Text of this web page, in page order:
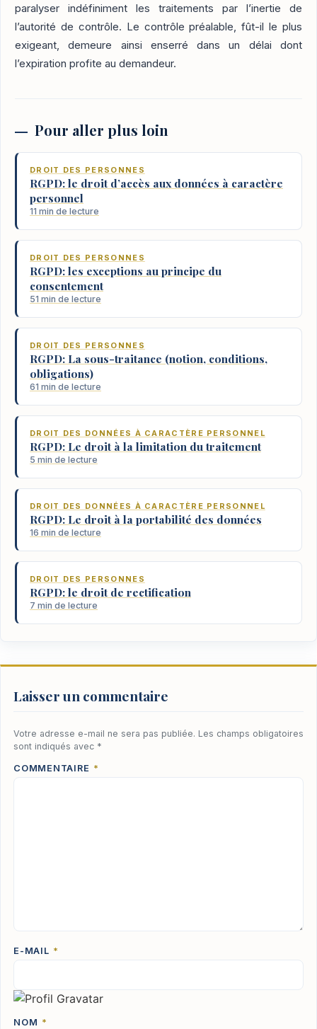
paralyser indéfiniment les traitements par l’inertie de
l’autorité de contrôle. Le contrôle préalable, fût-il le plus
exigeant, demeure ainsi enserré dans un délai dont
l’expiration profite au demandeur.
Pour aller plus loin
DROIT DES PERSONNES
RGPD: le droit d’accès aux données à caractère
personnel
11 min de lecture
DROIT DES PERSONNES
RGPD: les exceptions au principe du
consentement
51 min de lecture
DROIT DES PERSONNES
RGPD: La sous-traitance (notion, conditions,
obligations)
61 min de lecture
DROIT DES DONNÉES À CARACTÈRE PERSONNEL
RGPD: Le droit à la limitation du traitement
5 min de lecture
DROIT DES DONNÉES À CARACTÈRE PERSONNEL
RGPD: Le droit à la portabilité des données
16 min de lecture
DROIT DES PERSONNES
RGPD: le droit de rectification
7 min de lecture
Laisser un commentaire
Votre adresse e-mail ne sera pas publiée. Les champs obligatoires
sont indiqués avec *
COMMENTAIRE *
E-MAIL *
NOM *